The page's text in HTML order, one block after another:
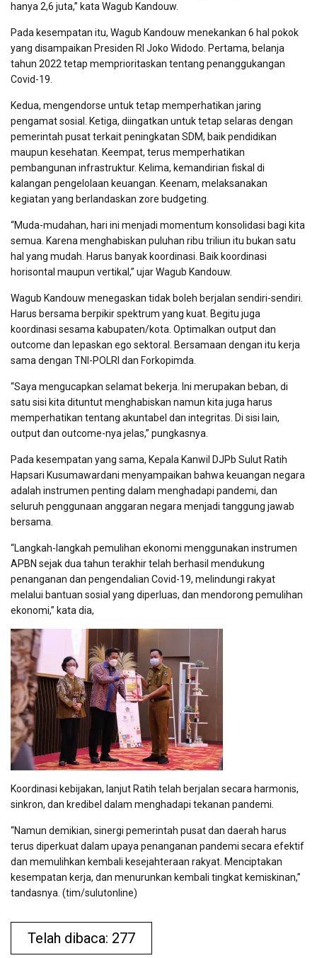
hanya 2,6 juta,” kata Wagub Kandouw.
Pada kesempatan itu, Wagub Kandouw menekankan 6 hal pokok
yang disampaikan Presiden RI Joko Widodo. Pertama, belanja
tahun 2022 tetap memprioritaskan tentang penanggukangan
Covid-19.
Kedua, mengendorse untuk tetap memperhatikan jaring
pengamat sosial. Ketiga, diingatkan untuk tetap selaras dengan
pemerintah pusat terkait peningkatan SDM, baik pendidikan
maupun kesehatan. Keempat, terus memperhatikan
pembangunan infrastruktur. Kelima, kemandirian fiskal di
kalangan pengelolaan keuangan. Keenam, melaksanakan
kegiatan yang berlandaskan zore budgeting.
“Muda-mudahan, hari ini menjadi momentum konsolidasi bagi kita
semua. Karena menghabiskan puluhan ribu triliun itu bukan satu
hal yang mudah. Harus banyak koordinasi. Baik koordinasi
horisontal maupun vertikal,” ujar Wagub Kandouw.
Wagub Kandouw menegaskan tidak boleh berjalan sendiri-sendiri.
Harus bersama berpikir spektrum yang kuat. Begitu juga
koordinasi sesama kabupaten/kota. Optimalkan output dan
outcome dan lepaskan ego sektoral. Bersamaan dengan itu kerja
sama dengan TNI-POLRI dan Forkopimda.
“Saya mengucapkan selamat bekerja. Ini merupakan beban, di
satu sisi kita dituntut menghabiskan namun kita juga harus
memperhatikan tentang akuntabel dan integritas. Di sisi lain,
output dan outcome-nya jelas,” pungkasnya.
Pada kesempatan yang sama, Kepala Kanwil DJPb Sulut Ratih
Hapsari Kusumawardani menyampaikan bahwa keuangan negara
adalah instrumen penting dalam menghadapi pandemi, dan
seluruh penggunaan anggaran negara menjadi tanggung jawab
bersama.
“Langkah-langkah pemulihan ekonomi menggunakan instrumen
APBN sejak dua tahun terakhir telah berhasil mendukung
penanganan dan pengendalian Covid-19, melindungi rakyat
melalui bantuan sosial yang diperluas, dan mendorong pemulihan
ekonomi,” kata dia,
Koordinasi kebijakan, lanjut Ratih telah berjalan secara harmonis,
sinkron, dan kredibel dalam menghadapi tekanan pandemi.
“Namun demikian, sinergi pemerintah pusat dan daerah harus
terus diperkuat dalam upaya penanganan pandemi secara efektif
dan memulihkan kembali kesejahteraan rakyat. Menciptakan
kesempatan kerja, dan menurunkan kembali tingkat kemiskinan,”
tandasnya. (tim/sulutonline)
Telah dibaca: 277